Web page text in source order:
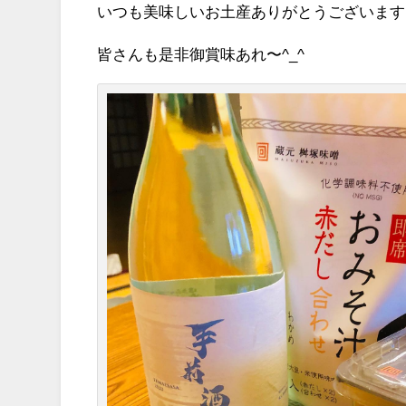
いつも美味しいお土産ありがとうございま
皆さんも是非御賞味あれ〜^_^